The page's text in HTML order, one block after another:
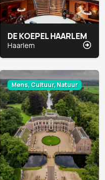
DE KOEPEL HAARLEM
Haarlem
Mens, Cultuur, Natuur